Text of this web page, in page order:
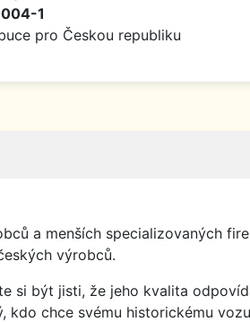
1
pro Českou republiku
a menších specializovaných
výrobců.
si být jisti, že jeho kvalita
kdo chce svému historickému